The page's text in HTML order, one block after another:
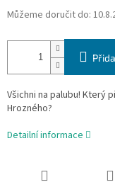
Můžeme doručit do:
Všichni na palubu! Který
Hrozného?
Detailní informace